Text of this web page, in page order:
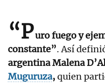
“Puro fuego y
constante”. Así
argentina Malena
Muguruza,quien